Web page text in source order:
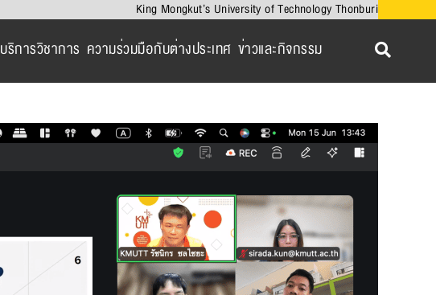
King Mongkut’s University of Technology Thonburi
บริการวิชาการ ความร่วมมือกับต่างประเทศ ข่าวและกิจกรรม